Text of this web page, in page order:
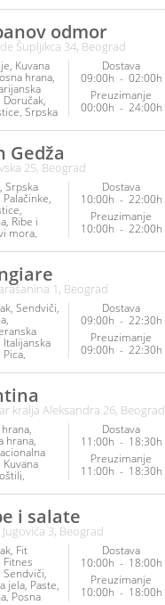
mora
Srpska
Veganska odmor
Šupljikca 34, Beograd
Kuvana
hrana
Doručak
Srpska
Dostava
09:00h - 02:00h
Preuzimanje
00:00h - 24:00h
Gedža
25, Beograd
Srpska
Palačinke
Ribe i
mora
Dostava
10:00h - 22:00h
Preuzimanje
10:00h - 22:00h
1, Beograd
Sendviči
Italijanska
Pica
Kuvana
hrana Ribe
mora
hrana
Dostava
09:00h - 22:30h
Preuzimanje
09:00h - 22:30h
kralja Aleksandra 26, Beograd
hrana
Kuvana
Dostava
11:00h - 18:30h
Preuzimanje
11:00h - 18:30h
i salate
Jugovića 3, Beograd
Fit
Fitnes
Sendviči
jela Paste
Posna
Dostava
10:00h - 18:00h
Preuzimanje
10:00h - 18:00h